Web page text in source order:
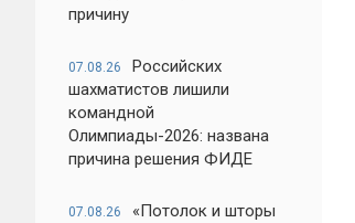
причину
07.08.26
Российских
шахматистов лишили
командной
Олимпиады-2026: названа
причина решения ФИДЕ
07.08.26
«Потолок и шторы